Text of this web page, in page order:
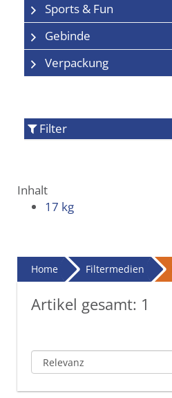
Sports & Fun
Gebinde
Verpackung
Filter
Inhalt
17 kg
Home Filtermedien
Artikel gesamt: 1